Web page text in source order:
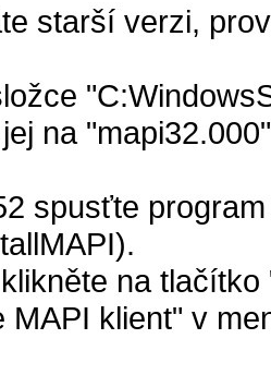
starší verzi,
na
spusťte
na
MAPI klient" v